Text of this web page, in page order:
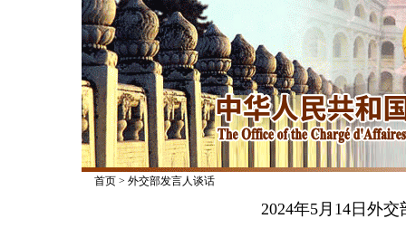
首页> 外交部发言人谈话
2024年5月14日外